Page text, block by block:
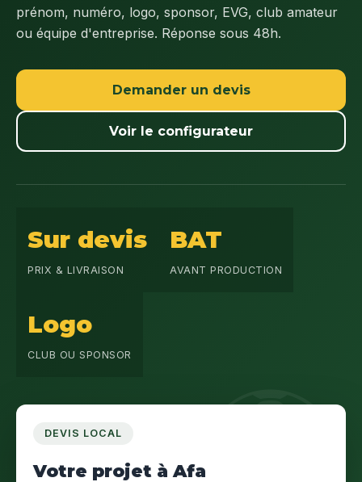
prénom, numéro, logo, sponsor, EVG, club amateur
ou équipe d'entreprise. Réponse sous 48h.
Demander un devis
Voir le configurateur
Sur devis
PRIX & LIVRAISON
BAT
AVANT PRODUCTION
Logo
CLUB OU SPONSOR
DEVIS LOCAL
Votre projet à Afa